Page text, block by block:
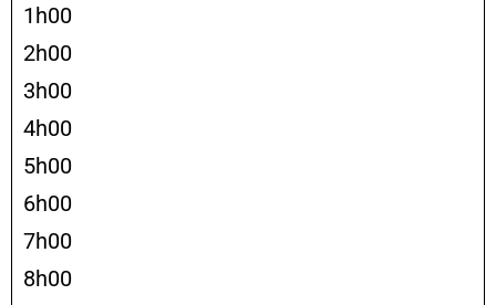
1h00
2h00
3h00
4h00
5h00
6h00
7h00
8h00